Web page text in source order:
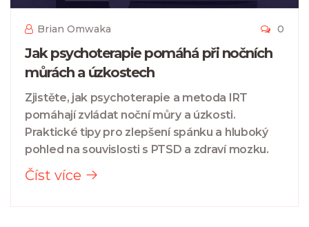
Brian Omwaka 0
Jak psychoterapie pomáhá při nočních
můrách a úzkostech
Zjistěte, jak psychoterapie a metoda IRT
pomáhají zvládat noční můry a úzkosti.
Praktické tipy pro zlepšení spánku a hluboký
pohled na souvislosti s PTSD a zdraví mozku.
Číst více